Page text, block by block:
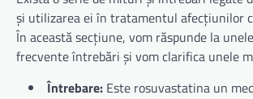
și utilizarea ei în tratamentul afecțiunilor
În această secțiune, vom răspunde la
frecvente întrebări și vom clarifica unele
Întrebare: Este rosuvastatina un